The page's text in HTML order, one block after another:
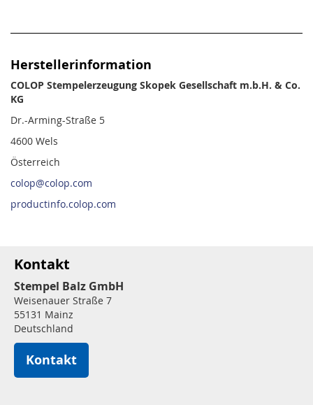
Herstellerinformation
COLOP Stempelerzeugung Skopek Gesellschaft m.b.H. & Co.
KG
Dr.-Arming-Straße 5
4600 Wels
Österreich
colop@colop.com
productinfo.colop.com
Kontakt
Stempel Balz GmbH
Weisenauer Straße 7
55131 Mainz
Deutschland
Kontakt